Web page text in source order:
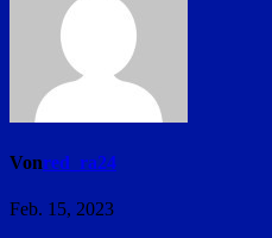
Vonred_ra24
Feb. 15, 2023